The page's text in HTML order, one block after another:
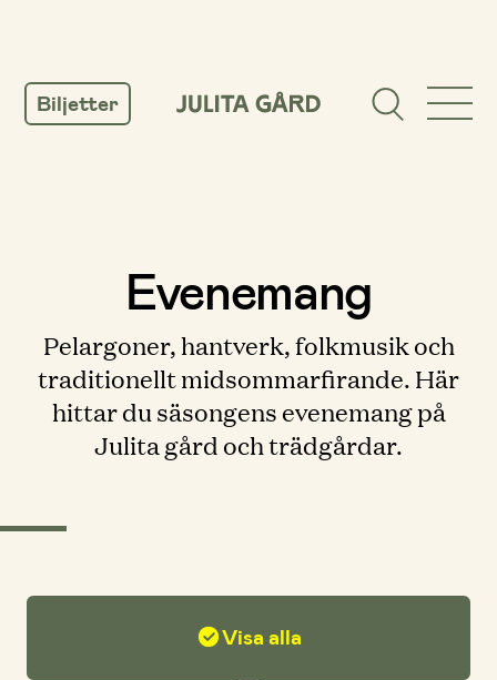
INNEHÅLL
Biljetter
Evenemang
Pelargoner, hantverk, folkmusik och
traditionellt midsommarfirande. Här
hittar du säsongens evenemang på
Julita gård och trädgårdar.
Filter
Visa alla